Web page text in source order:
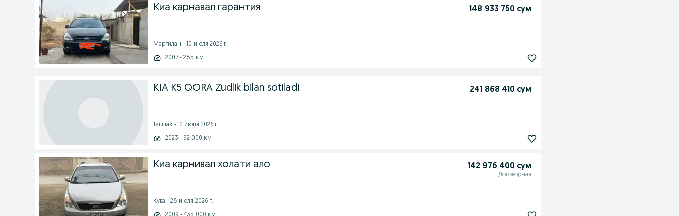
Киа карнавал гарантия 148 933 750 сум
Маргилан - 10 июля 2026 г.
2007 - 285 км
KIA K5 QORA Zudlik bilan sotiladi 241 868 410 сум
Ташлак - 12 июля 2026 г.
2023 - 92 000 км
Киа карнивал холати ало 142 976 400 сум
Договорная
Кува - 28 июля 2026 г.